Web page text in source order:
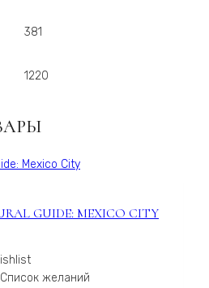
381
1220
GUIDE: MEXICO CITY